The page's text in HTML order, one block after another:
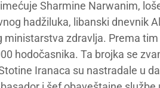
Sharmine Narwanim,
hadžiluka, libanski dnevnik
ministarstva zdravlja. Prema
hodočasnika. Ta brojka se
Iranaca su nastradale u